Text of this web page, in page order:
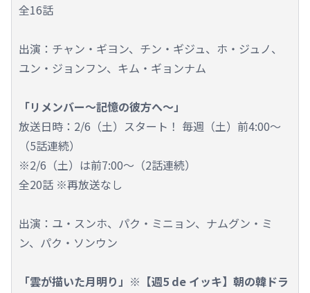
全16話
出演：チャン・ギヨン、チン・ギジュ、ホ・ジュノ、
ユン・ジョンフン、キム・ギョンナム
「リメンバー～記憶の彼方へ～」
放送日時：2/6（土）スタート！ 毎週（土）前4:00～
（5話連続）
※2/6（土）は前7:00～（2話連続）
全20話 ※再放送なし
出演：ユ・スンホ、パク・ミニョン、ナムグン・ミ
ン、パク・ソンウン
「雲が描いた月明り」※【週5 de イッキ】朝の韓ドラ